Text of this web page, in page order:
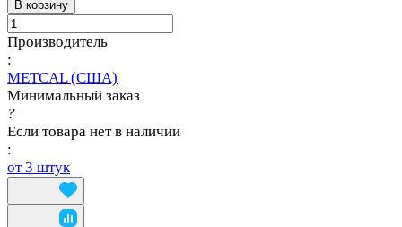
В корзину
Производитель
:
METCAL (США)
Минимальный заказ
?
Если товара нет в наличии
:
от 3 штук